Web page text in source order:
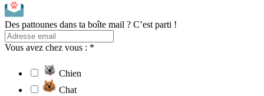
Des pattounes dans ta boîte mail ? C’est parti !
Vous avez chez vous : *
Chien
Chat